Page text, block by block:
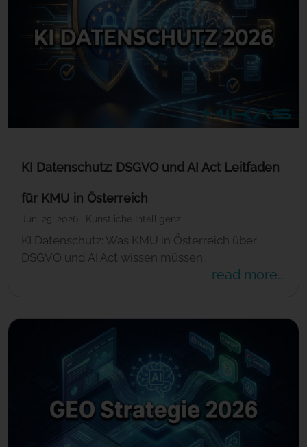
KI Datenschutz: DSGVO und AI Act Leitfaden
für KMU in Österreich
Juni 25, 2026 Künstliche Intelligenz
KI Datenschutz: Was KMU in Österreich über
DSGVO und AI Act wissen müssen...
read more...